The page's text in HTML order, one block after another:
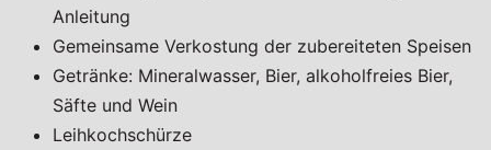
Anleitung
Gemeinsame Verkostung der zubereiteten Speisen
Getränke: Mineralwasser, Bier, alkoholfreies Bier,
Säfte und Wein
Leihkochschürze